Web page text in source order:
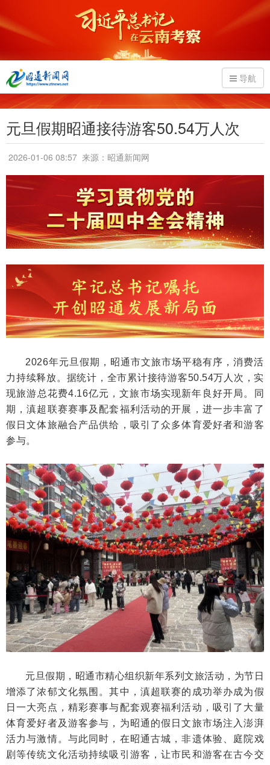
导航
元旦假期昭通接待游客50.54万人次
2026-01-06 08:57 来源：昭通新闻网
2026年元旦假期，昭通市文旅市场平稳有序，消费活
力持续释放。据统计，全市累计接待游客50.54万人次，实
现旅游总花费4.16亿元，文旅市场实现新年良好开局。同
期，滇超联赛赛事及配套福利活动的开展，进一步丰富了
假日文体旅融合产品供给，吸引了众多体育爱好者和游客
参与。
元旦假期，昭通市精心组织新年系列文旅活动，为节日
增添了浓郁文化氛围。其中，滇超联赛的成功举办成为假
日一大亮点，精彩赛事与配套观赛福利活动，吸引了大量
体育爱好者及游客参与，为昭通的假日文旅市场注入澎湃
活力与激情。与此同时，在昭通古城，非遗体验、庭院戏
剧等传统文化活动持续吸引游客，让市民和游客在古今交